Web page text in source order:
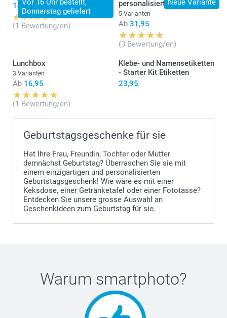
Vor 16 Uhr bestellt,
Donnerstag geliefert
14,95
(1 Bewertung/en)
Neue Variante
personalisiert
5 Varianten
Ab 31,95
(3 Bewertung/en)
Lunchbox
3 Varianten
Ab 16,95
(1 Bewertung/en)
Klebe- und Namensetiketten
- Starter Kit Etiketten
23,95
Geburtstagsgeschenke für sie
Hat Ihre Frau, Freundin, Tochter oder Mutter
demnächst Geburtstag? Überraschen Sie sie mit
einem einzigartigen und personalisierten
Geburtstagsgeschenk! Wie wäre es mit einer
Keksdose, einer Getränketafel oder einer Fototasse?
Entdecken Sie unsere grosse Auswahl an
Geschenkideen zum Geburtstag für sie.
Warum smartphoto?